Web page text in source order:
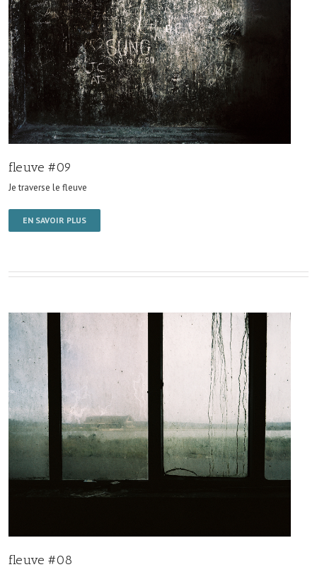
fleuve #09
Je traverse le fleuve
EN SAVOIR PLUS
fleuve #08